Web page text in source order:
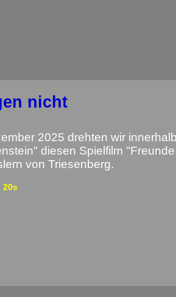
nicht
2025 drehten wir
diesen Spielfilm
von Triesenberg.
20s